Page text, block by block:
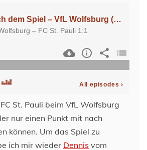
St. Pauli beim VfL Wolfsburg
nur einen Punkt mit nach
können. Um das Spiel zu
ich mir wieder Dennis vom